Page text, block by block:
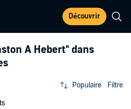
Découvrir
A Hebert" dans
Populaire Filtre